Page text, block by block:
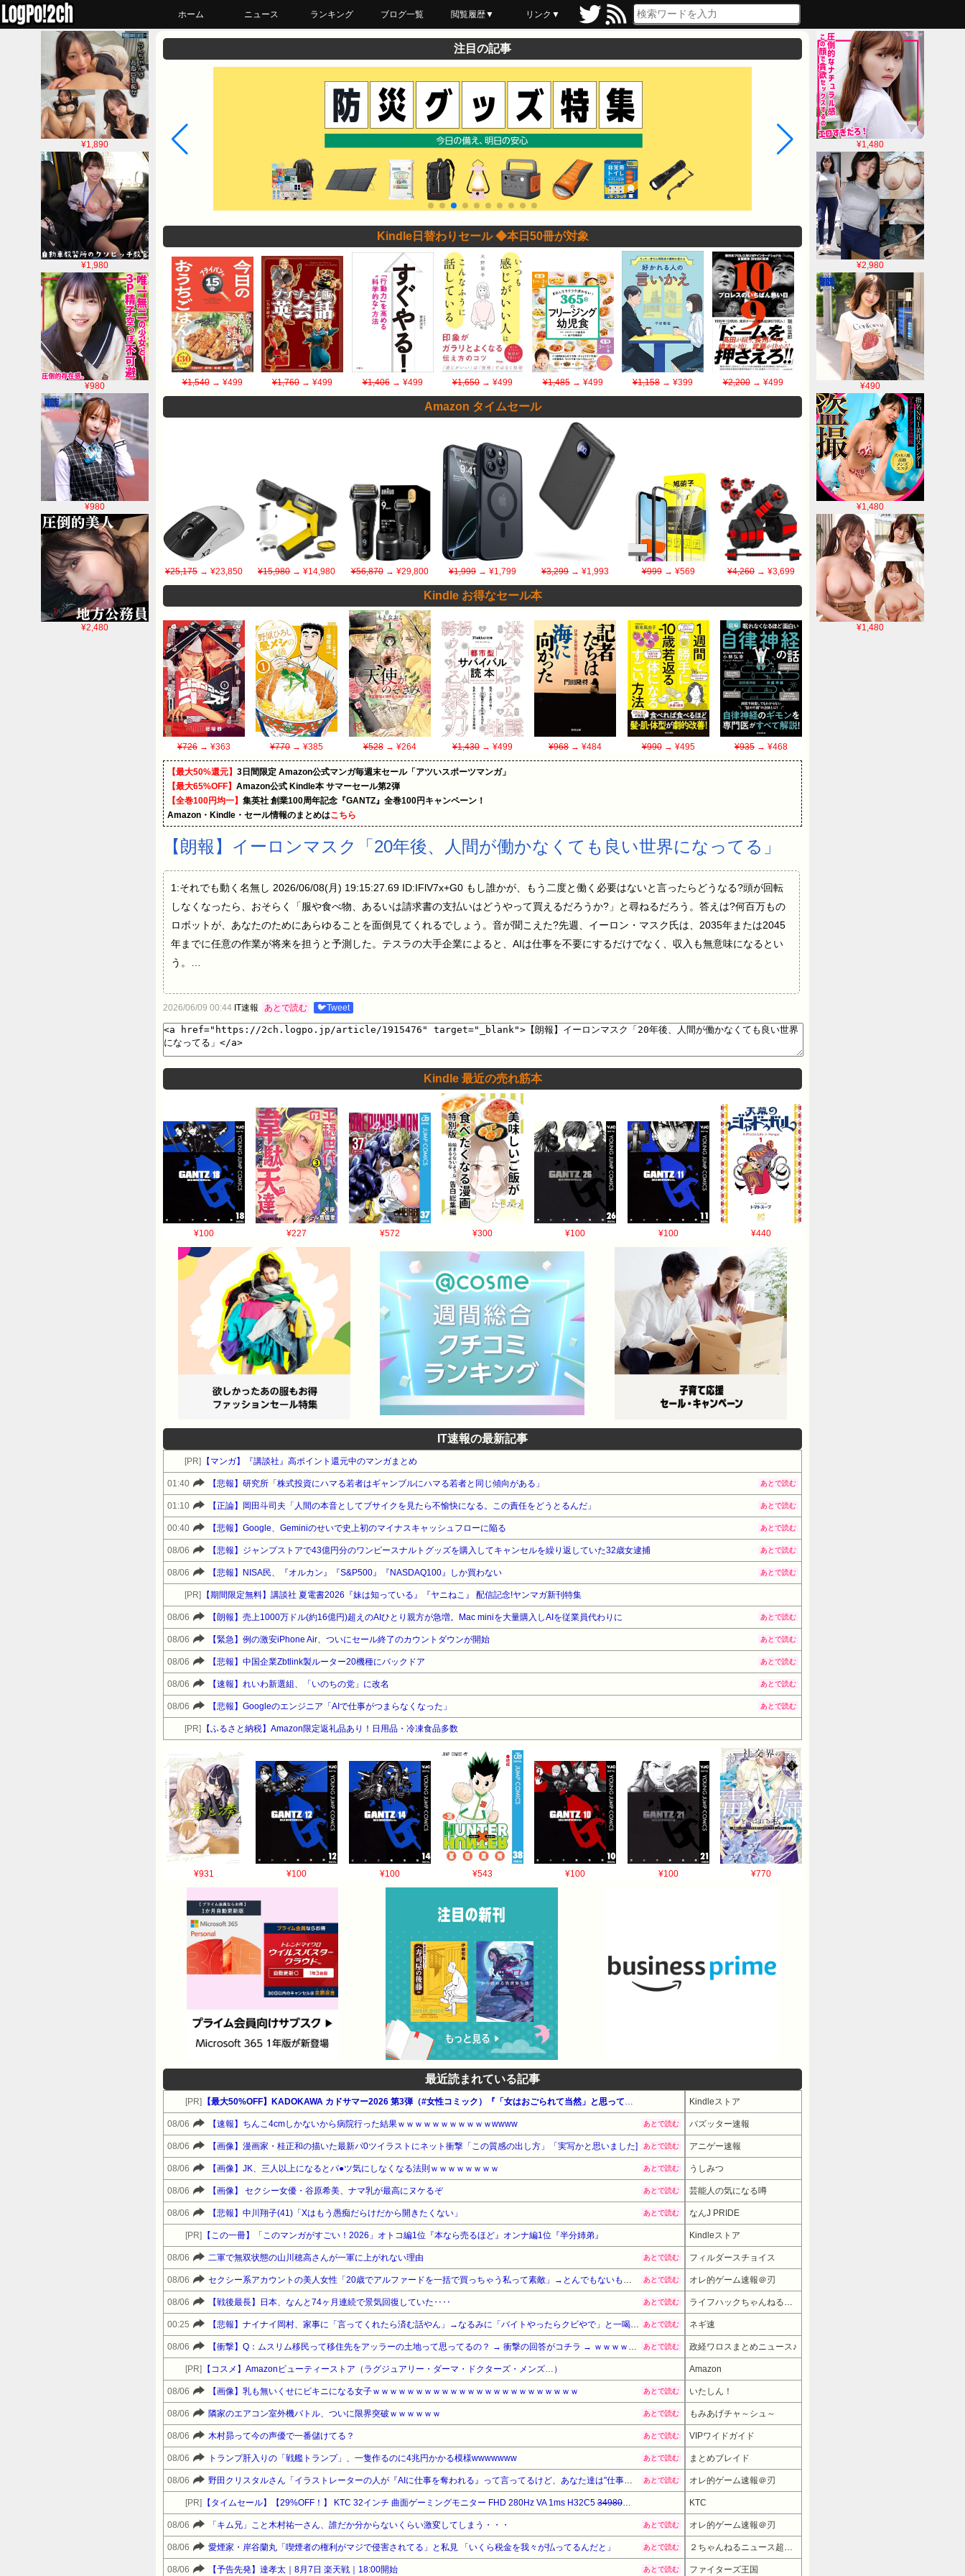
ホーム ニュース ランキング ブログ一覧 閲覧履歴▼
最近読んだ
あとで読む
ブックマーク
リンク▼
¥1,480
¥2,980
¥490
¥1,480
¥1,480
¥1,890
¥1,980
¥980
¥980
¥2,480
注目の記事
Kindle日替わりセール ◆本日50冊が対象
¥1,540→ ¥499 ¥1,760 → ¥499 ¥1,406→ ¥499 ¥1,650 → ¥499 ¥1,485→ ¥499 ¥1,158 → ¥399 ¥2,200→ ¥499
Amazon タイムセール
¥25,175 → ¥23,850 ¥15,980→ ¥14,980 ¥56,870→ ¥29,800 ¥1,999→ ¥1,799 ¥3,299→ ¥1,993 ¥999→ ¥569 ¥4,260→ ¥3,699
Kindle お得なセール本
¥726 → ¥363 ¥770→ ¥385 ¥528→ ¥264 ¥1,430→ ¥499 ¥968→ ¥484 ¥990→ ¥495 ¥935→ ¥468
【最大50%還元】 3日間限定 Amazon公式マンガ毎週末セール「アツいスポーツマンガ」
【最大65%OFF】 Amazon公式 Kindle本 サマーセール第2弾
【全巻100円均一】 集英社 創業100周年記念『GANTZ』全巻100円キャンペーン！
Amazon・Kindle・セール情報のまとめはこちら
【朗報】イーロンマスク「20年後、人間が働かなくても良い世界になってる」
1:それでも動く名無し 2026/06/08(月) 19:15:27.69 ID:IFlV7x+G0 もし誰かが、もう二度と働く必要はないと言ったらどうなる?頭が回転
しなくなったら、おそらく「服や食べ物、あるいは請求書の支払いはどうやって買えるだろうか?」と尋ねるだろう。答えは?何百万もの
ロボットが、あなたのためにあらゆることを面倒見てくれるでしょう。音が聞こえた?先週、イーロン・マスク氏は、2035年または2045
年までに任意の作業が将来を担うと予測した。テスラの大手企業によると、AIは仕事を不要にするだけでなく、収入も無意味になるとい
う。…
2026/06/09 00:44 IT速報 あとで読む 🐦Tweet
Kindle 最近の売れ筋本
¥100 ¥227 ¥572 ¥300 ¥100 ¥100 ¥440
IT速報の最新記事
[PR] 【マンガ】『講談社』高ポイント還元中のマンガまとめ
01:40 【悲報】研究所「株式投資にハマる若者はギャンブルにハマる若者と同じ傾向がある」 あとで読む
01:10 【正論】岡田斗司夫「人間の本音としてブサイクを見たら不愉快になる。この責任をどうとるんだ」 あとで読む
00:40 【悲報】Google、Geminiのせいで史上初のマイナスキャッシュフローに陥る あとで読む
08/06 【悲報】ジャンプストアで43億円分のワンピースナルトグッズを購入してキャンセルを繰り返していた32歳女逮捕 あとで読む
08/06 【悲報】NISA民、『オルカン』『S&P500』『NASDAQ100』しか買わない あとで読む
[PR] 【期間限定無料】講談社 夏電書2026『妹は知っている』『ヤニねこ』 配信記念!ヤンマガ新刊特集
08/06 【朗報】売上1000万ドル(約16億円)超えのAIひとり親方が急増。Mac miniを大量購入しAIを従業員代わりに あとで読む
08/06 【緊急】例の激安iPhone Air、ついにセール終了のカウントダウンが開始 あとで読む
08/06 【悲報】中国企業Zbtlink製ルーター20機種にバックドア あとで読む
08/06 【速報】れいわ新選組、「いのちの党」に改名 あとで読む
08/06 【悲報】Googleのエンジニア「AIで仕事がつまらなくなった」 あとで読む
[PR] 【ふるさと納税】Amazon限定返礼品あり！日用品・冷凍食品多数
¥931 ¥100 ¥100 ¥543 ¥100 ¥100 ¥770
最近読まれている記事
[PR] Kindleストア
08/06 【速報】ちんこ4cmしかないから病院行った結果ｗｗｗｗｗｗｗｗｗｗｗwwww あとで読む バズッター速報
08/06 【画像】漫画家・桂正和の描いた最新パ0ツイラストにネット衝撃「この質感の出し方」「実写かと思いました] あとで読む アニゲー速報
08/06 【画像】JK、三人以上になるとパ●ツ気にしなくなる法則ｗｗｗｗｗｗｗｗ あとで読む うしみつ
08/06 【画像】 セクシー女優・谷原希美、ナマ乳が最高にヌケるぞ あとで読む 芸能人の気になる噂
08/06 【悲報】中川翔子(41)「Xはもう愚痴だらけだから開きたくない」 あとで読む なんJ PRIDE
[PR] 【この一冊】「このマンガがすごい！2026」オトコ編1位『本なら売るほど』オンナ編1位『半分姉弟』 Kindleストア
08/06 二軍で無双状態の山川穂高さんが一軍に上がれない理由 あとで読む フィルダースチョイス
08/06 あとで読む オレ的ゲーム速報＠刃
08/06 【戦後最長】日本、なんと74ヶ月連続で景気回復していた‥‥ あとで読む
00:25 あとで読む ネギ速
08/06 あとで読む 政経ワロスまとめニュース♪
[PR] 【コスメ】Amazonビューティーストア（ラグジュアリー・ダーマ・ドクターズ・メンズ…） Amazon
08/06 【画像】乳も無いくせにビキニになる女子ｗｗｗｗｗｗｗｗｗｗｗｗｗｗｗｗｗｗｗｗｗｗｗｗ あとで読む いたしん！
08/06 隣家のエアコン室外機バトル、ついに限界突破ｗｗｗｗｗｗ あとで読む もみあげチャ～シュ～
08/06 木村昴って今の声優で一番儲けてる？ あとで読む VIPワイドガイド
08/06 トランプ肝入りの「戦艦トランプ」、一隻作るのに4兆円かかる模様wwwwwww あとで読む まとめブレイド
08/06 あとで読む オレ的ゲーム速報＠刃
[PR] 【タイムセール】【29%OFF！】 KTC 32インチ 曲面ゲーミングモニター FHD 280Hz VA 1ms H32C5 34980円 → 24681円 （03:00時点）
KTC
08/06 「キム兄」こと木村祐一さん、誰だか分からないくらい激変してしまう・・・ あとで読む オレ的ゲーム速報＠刃
08/06 愛煙家・岸谷蘭丸「喫煙者の権利がマジで侵害されてる」と私見 「いくら税金を我々が払ってるんだと」 あとで読む
08/06 【予告先発】達孝太｜8月7日 楽天戦｜18:00開始 あとで読む ファイターズ王国